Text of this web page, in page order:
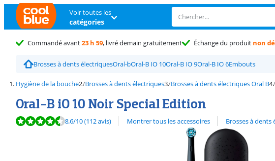
Voir toutes les
catégories
Commandé avant23 h 59, livré demain gratuitement Échange du produit non
Brosses à dents électriquesOral-bOral-B IO 10Oral-B IO 9Oral-B IO 6Embouts
Hygiène de la bouche Brosses à dents électriques Brosses à dents électriques Oral B
Oral-B iO 10 Noir Special Edition
La note est de 8,6 sur 10, basée sur 112 avis.
8,6/10(112 avis) Montrer tous les accessoires
Découvrez l'ensemble des Brosses à dents